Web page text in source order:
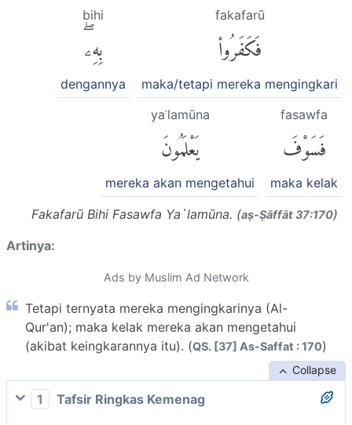
fakafarū
فَكَفَرُوا۟
maka/tetapi mereka mengingkari
bihi
بِهِۦۖ
dengannya
fasawfa
فَسَوْفَ
maka kelak
yaʿlamūna
يَعْلَمُونَ
mereka akan mengetahui
Fakafarū Bihi Fasawfa Ya`lamūna. (aṣ-Ṣāffāt 37:170)
Artinya:
Ads by Muslim Ad Network
Tetapi ternyata mereka mengingkarinya (Al-
Qur'an); maka kelak mereka akan mengetahui
(akibat keingkarannya itu). (QS. [37] As-Saffat : 170)
Collapse
1
Tafsir Ringkas Kemenag